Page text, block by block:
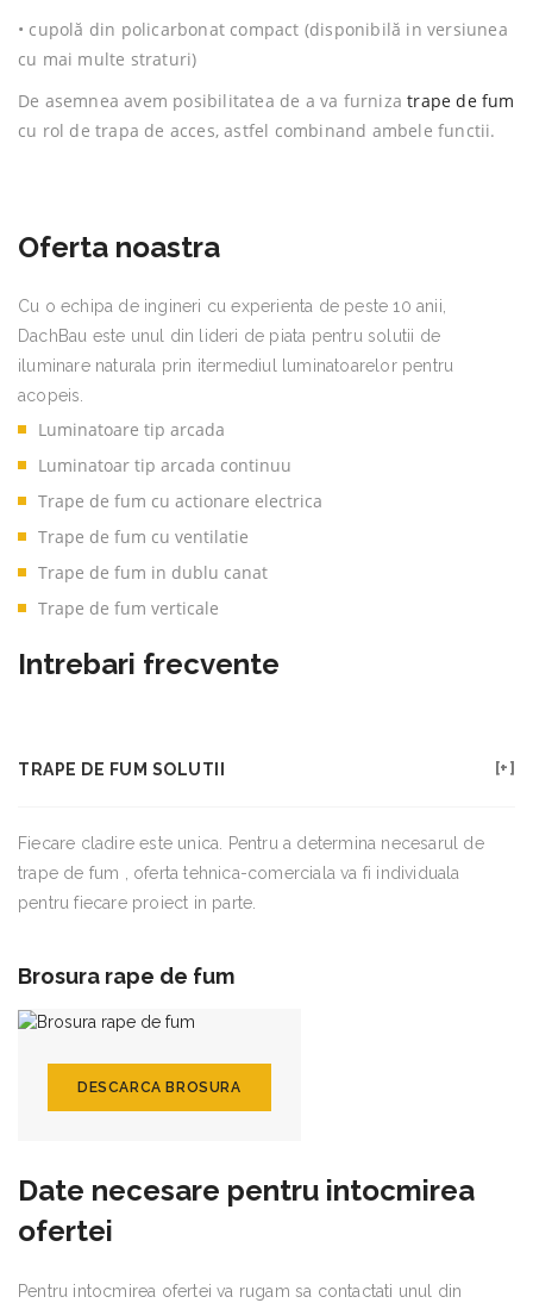
• cupolă din policarbonat compact (disponibilă in versiunea
cu mai multe straturi)
De asemnea avem posibilitatea de a va furnizatrape de fum
cu rol de trapa de acces, astfel combinand ambele functii.
Oferta noastra
Cu o echipa de ingineri cu experienta de peste 10 anii,
DachBau este unul din lideri de piata pentru solutii de
iluminare naturala prin itermediul luminatoarelor pentru
acopeis.
Luminatoare tip arcada
Luminatoar tip arcada continuu
Trape de fum cu actionare electrica
Trape de fum cu ventilatie
Trape de fum in dublu canat
Trape de fum verticale
Intrebari frecvente
TRAPE DE FUM SOLUTII
Fiecare cladire este unica. Pentru a determina necesarul de
trape de fum , oferta tehnica-comerciala va fi individuala
pentru fiecare proiect in parte.
Brosura rape de fum
DESCARCA BROSURA
Date necesare pentru intocmirea
ofertei
Pentru intocmirea ofertei va rugam sa contactati unul din